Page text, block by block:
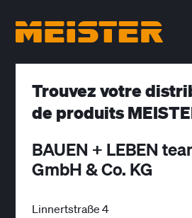
Trouvez votre
de produits
BAUEN + LEBEN
GmbH & Co. KG
Linnertstraße 4